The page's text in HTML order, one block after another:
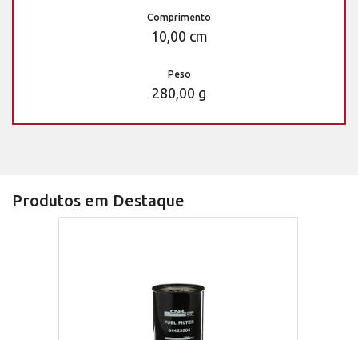
Comprimento
10,00 cm
Peso
280,00 g
Produtos em Destaque